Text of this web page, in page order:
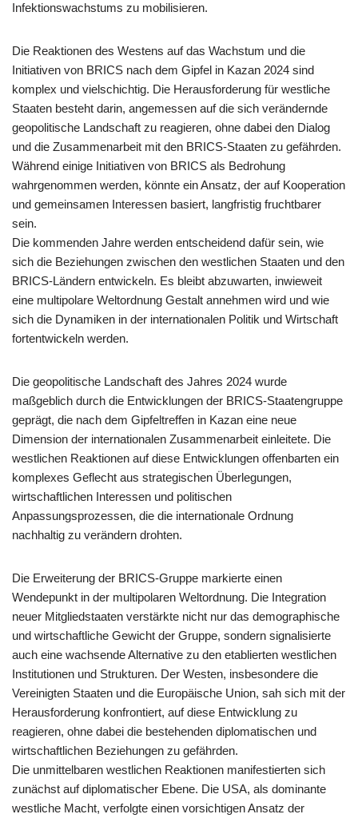
Infektionswachstums zu mobilisieren.
Die Reaktionen des Westens auf das Wachstum und die
Initiativen von BRICS nach dem Gipfel in Kazan 2024 sind
komplex und vielschichtig. Die Herausforderung für westliche
Staaten besteht darin, angemessen auf die sich verändernde
geopolitische Landschaft zu reagieren, ohne dabei den Dialog
und die Zusammenarbeit mit den BRICS-Staaten zu gefährden.
Während einige Initiativen von BRICS als Bedrohung
wahrgenommen werden, könnte ein Ansatz, der auf Kooperation
und gemeinsamen Interessen basiert, langfristig fruchtbarer
sein.
Die kommenden Jahre werden entscheidend dafür sein, wie
sich die Beziehungen zwischen den westlichen Staaten und den
BRICS-Ländern entwickeln. Es bleibt abzuwarten, inwieweit
eine multipolare Weltordnung Gestalt annehmen wird und wie
sich die Dynamiken in der internationalen Politik und Wirtschaft
fortentwickeln werden.
Die geopolitische Landschaft des Jahres 2024 wurde
maßgeblich durch die Entwicklungen der BRICS-Staatengruppe
geprägt, die nach dem Gipfeltreffen in Kazan eine neue
Dimension der internationalen Zusammenarbeit einleitete. Die
westlichen Reaktionen auf diese Entwicklungen offenbarten ein
komplexes Geflecht aus strategischen Überlegungen,
wirtschaftlichen Interessen und politischen
Anpassungsprozessen, die die internationale Ordnung
nachhaltig zu verändern drohten.
Die Erweiterung der BRICS-Gruppe markierte einen
Wendepunkt in der multipolaren Weltordnung. Die Integration
neuer Mitgliedstaaten verstärkte nicht nur das demographische
und wirtschaftliche Gewicht der Gruppe, sondern signalisierte
auch eine wachsende Alternative zu den etablierten westlichen
Institutionen und Strukturen. Der Westen, insbesondere die
Vereinigten Staaten und die Europäische Union, sah sich mit der
Herausforderung konfrontiert, auf diese Entwicklung zu
reagieren, ohne dabei die bestehenden diplomatischen und
wirtschaftlichen Beziehungen zu gefährden.
Die unmittelbaren westlichen Reaktionen manifestierten sich
zunächst auf diplomatischer Ebene. Die USA, als dominante
westliche Macht, verfolgte einen vorsichtigen Ansatz der